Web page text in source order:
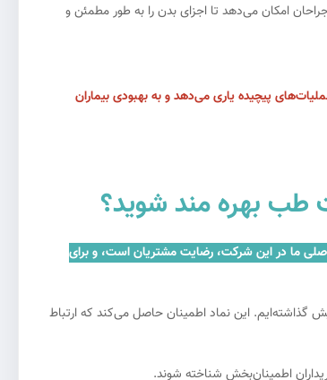
امکان می‌دهد تا اجزای بدن را به طور مطمئن و
عملیات‌های پیچیده یاری می‌دهد و به بهبودی بیماران
هدف اصلی ما در این شرکت، رضایت مشتریان است، و برای
گذاشته‌ایم. این نماد اطمینان حاصل می‌کند که ارتباط